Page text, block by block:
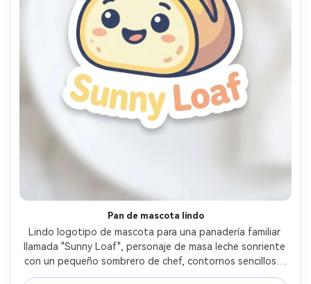
Pan de mascota lindo
Lindo logotipo de mascota para una panadería familiar
llamada "Sunny Loaf", personaje de masa leche sonriente
con un pequeño sombrero de chef, contornos sencillos y
atrevidos, ojos amigables, paleta pastel, ilustración